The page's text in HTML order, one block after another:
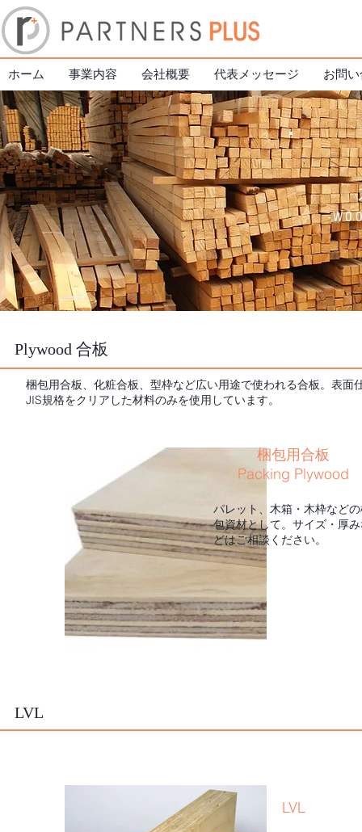
ホーム 事業内容 会社概要 代表メッセージ お問
-
Plywood 合板
梱包用合板、化粧合板、型枠など広い用途で使われる合板。 表面
JIS規格をクリアした材料のみを使用しています。
梱包用合板
Packing Plywood
パレット、木箱・木枠など
包資材として。サイズ・厚
どはご相談ください。
LVL
LVL